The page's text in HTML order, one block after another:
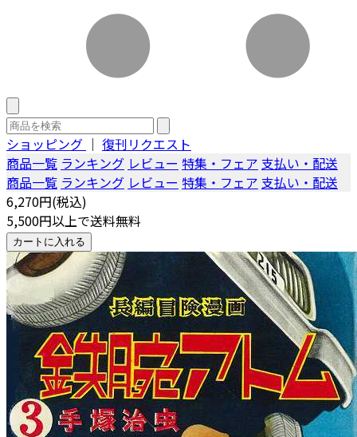
ショッピング ｜ 復刊リクエスト
商品一覧 ランキング レビュー 特集・フェア 支払い・配送
商品一覧 ランキング レビュー 特集・フェア 支払い・配送
6,270円(税込)
5,500円以上で送料無料
カートに入れる